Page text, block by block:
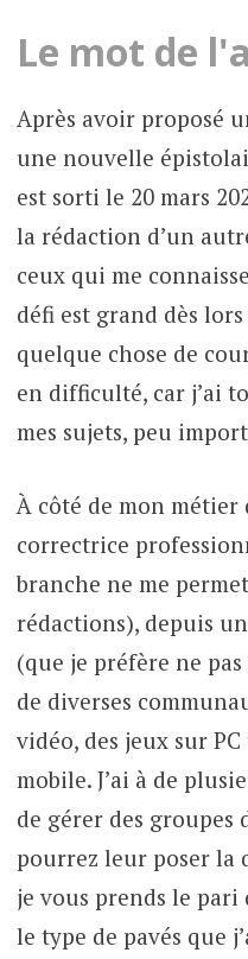
Le mot de
Après avoir proposé
une nouvelle
est sorti le 20 mars
la rédaction d’un
ceux qui me
défi est grand dès
quelque chose de
en difficulté, car j’ai
mes sujets, peu
À côté de mon métier
correctrice
branche ne me
rédactions), depuis
(que je préfère ne
de diverses
vidéo, des jeux sur
mobile. J’ai à de
de gérer des groupes
pourrez leur poser la
je vous prends le pari
le type de pavés que